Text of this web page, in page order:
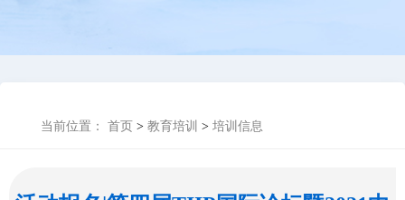
当前位置： 首页 > 教育培训 > 培训信息